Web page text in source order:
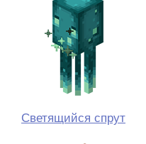
Светящийся спрут